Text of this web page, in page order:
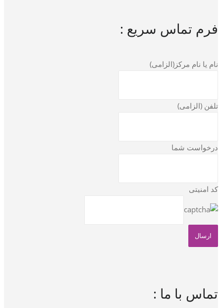
فرم تماس سریع :
نام یا نام مرکز(الزامی)
تلفن (الزامی)
درخواست شما
کد امنیتی
تماس با ما :